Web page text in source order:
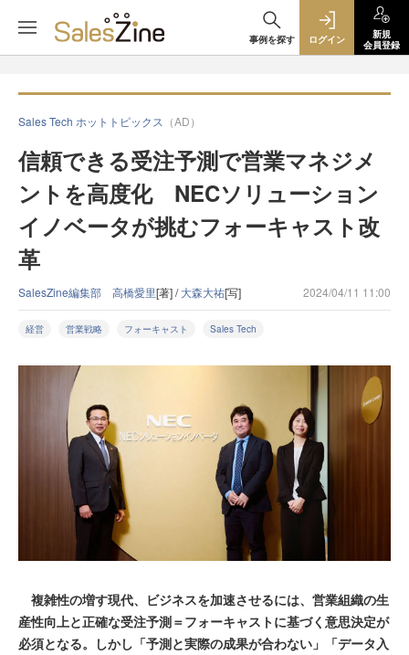
事例を探す ログイン
新規
会員登録
Sales Tech ホットトピックス （AD）
信頼できる受注予測で営業マネジメ
ントを高度化 NECソリューション
イノベータが挑むフォーキャスト改
革
SalesZine編集部 高橋愛里[著] /大森大祐[写] 2024/04/11 11:00
経営 営業戦略 フォーキャスト Sales Tech
複雑性の増す現代、ビジネスを加速させるには、営業組織の生
産性向上と正確な受注予測＝フォーキャストに基づく意思決定が
必須となる。しかし「予測と実際の成果が合わない」「データ入